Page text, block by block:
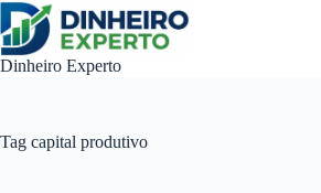
Pular
para
o
conteúdo
Dinheiro Experto
Tag capital produtivo